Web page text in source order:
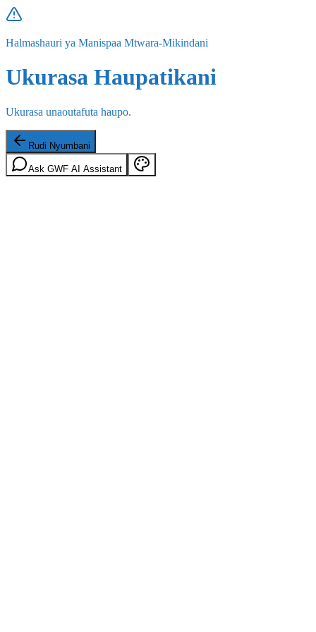
Halmashauri ya Manispaa Mtwara-Mikindani
Ukurasa Haupatikani
Ukurasa unaoutafuta haupo.
Rudi Nyumbani
Ask GWF AI Assistant